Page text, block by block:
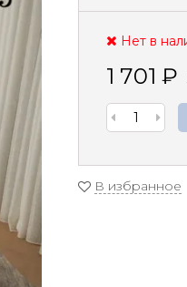
Нет в
1 701₽
В избранное